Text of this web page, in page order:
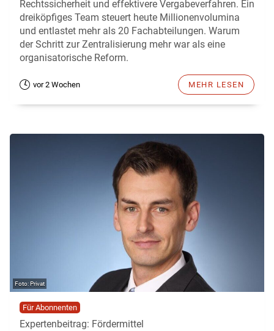
Rechtssicherheit und effektivere Vergabeverfahren. Ein
dreiköpfiges Team steuert heute Millionenvolumina
und entlastet mehr als 20 Fachabteilungen. Warum
der Schritt zur Zentralisierung mehr war als eine
organisatorische Reform.
vor 2 Wochen MEHR LESEN
Privat
Für Abonnenten
Expertenbeitrag: Fördermittel